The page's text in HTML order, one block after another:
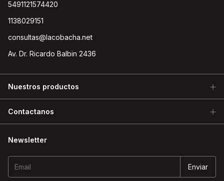
5491121574420
1138029151
consultas@lacobacha.net
Av. Dr. Ricardo Balbin 2436
Nuestros productos
Contactanos
Newsletter